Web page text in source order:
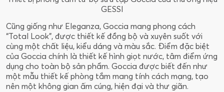
GESSI
Cũng giống như Eleganza, Goccia mang phong cách
“Total Look”, được thiết kế đồng bộ và xuyên suốt với
cùng một chất liệu, kiểu dáng và màu sắc. Điểm đặc biệt
của Goccia chính là thiết kế hình giọt nước, tâm điểm ứng
dụng cho toàn bộ sản phẩm. Goccia được biết đến như
một mẫu thiết kế phòng tắm mang tính cách mạng, tạo
nên một không gian ấm cúng, hiện đại và thư giãn.